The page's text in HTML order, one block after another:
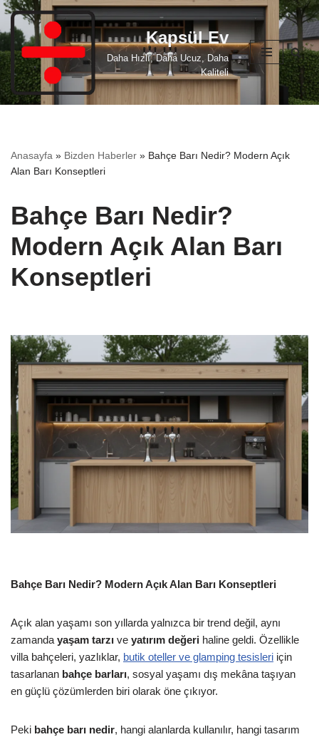
İçeriğe
geç
Kapsül Ev
Daha Hızlı, Daha Ucuz, Daha
Kaliteli
Anasayfa » Bizden Haberler » Bahçe Barı Nedir? Modern Açık
Alan Barı Konseptleri
Bahçe Barı Nedir?
Modern Açık Alan Barı
Konseptleri
Bahçe Barı Nedir? Modern Açık Alan Barı Konseptleri
Açık alan yaşamı son yıllarda yalnızca bir trend değil, aynı
zamandayaşam tarzı ve yatırım değeri haline geldi. Özellikle
villa bahçeleri, yazlıklar, butik oteller ve glamping tesisleri için
tasarlanan bahçe barları, sosyal yaşamı dış mekâna taşıyan
en güçlü çözümlerden biri olarak öne çıkıyor.
Peki bahçe barı nedir, hangi alanlarda kullanılır, hangi tasarım